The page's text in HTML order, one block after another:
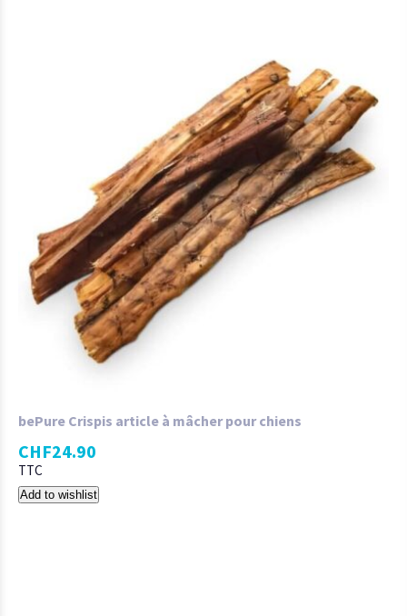
bePure Crispis article à mâcher pour chiens
CHF24.90
TTC
Add to wishlist